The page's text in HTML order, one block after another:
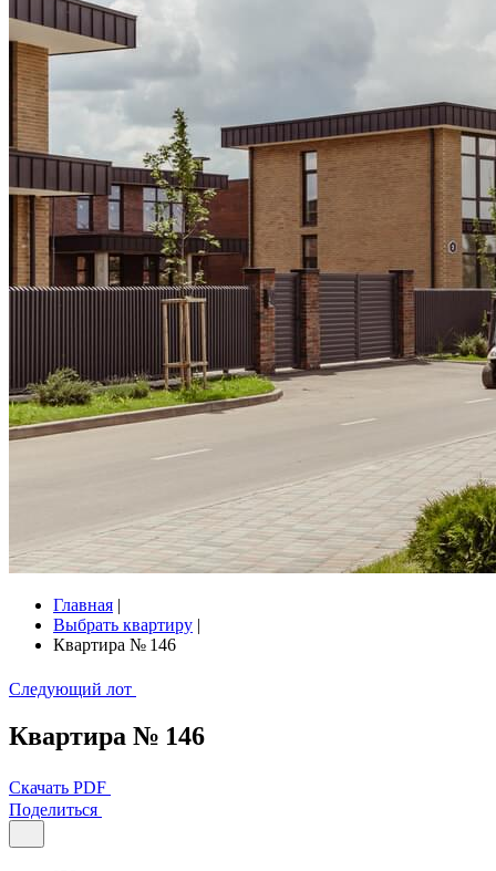
Главная |
Выбрать квартиру |
Квартира № 146
Следующий лот
Квартира № 146
Скачать PDF
Поделиться